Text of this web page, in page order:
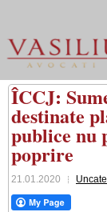
ÎCCJ:
destinate
publice nu
poprire
21.01.2020